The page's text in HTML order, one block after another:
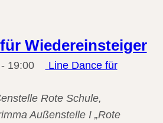
Wiedereinsteiger
19:00
Line Dance für
Rote Schule,
Außenstelle I „Rote